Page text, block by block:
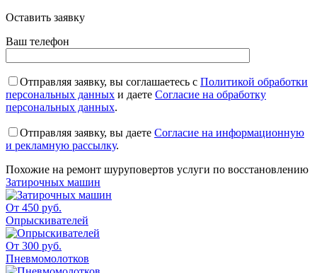
Оставить заявку
Ваш телефон
Отправляя заявку, вы соглашаетесь с Политикой обработки
персональных данных и даете Согласие на обработку
персональных данных.
Отправляя заявку, вы даете Согласие на информационную
и рекламную рассылку.
Похожие на ремонт шуруповертов услуги по восстановлению
Затирочных машин
От 450 руб.
Опрыскивателей
От 300 руб.
Пневмомолотков